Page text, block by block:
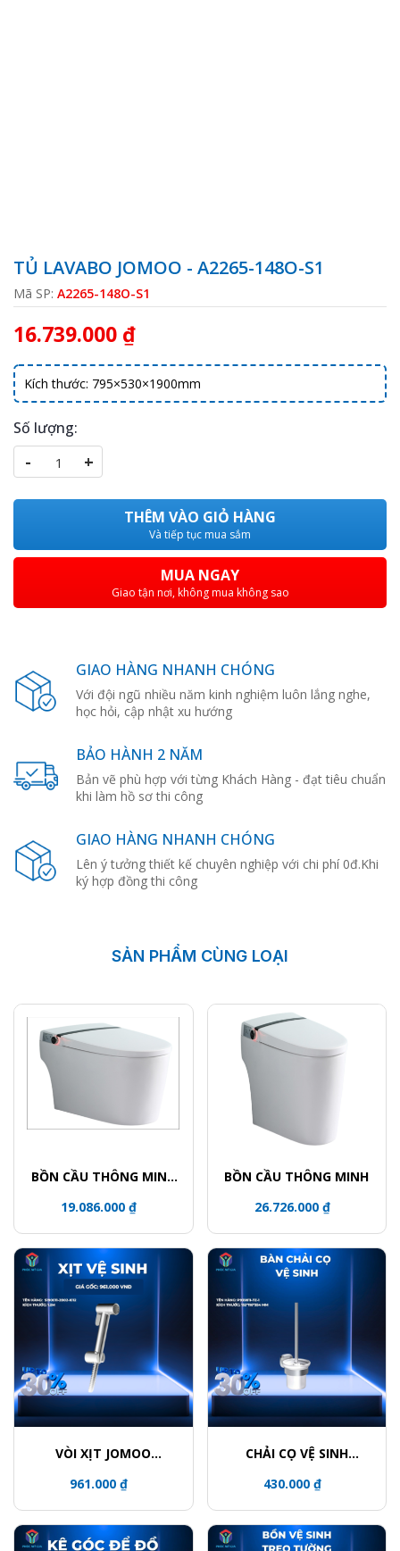
TỦ LAVABO JOMOO - A2265-148O-S1
Mã SP: A2265-148O-S1
16.739.000 ₫
Kích thước: 795×530×1900mm
Số lượng:
- +
THÊM VÀO GIỎ HÀNG
Và tiếp tục mua sắm
MUA NGAY
Giao tận nơi, không mua không sao
GIAO HÀNG NHANH CHÓNG
Với đội ngũ nhiều năm kinh nghiệm luôn lắng nghe,
học hỏi, cập nhật xu hướng
BẢO HÀNH 2 NĂM
Bản vẽ phù hợp với từng Khách Hàng - đạt tiêu chuẩn
khi làm hồ sơ thi công
GIAO HÀNG NHANH CHÓNG
Lên ý tưởng thiết kế chuyên nghiệp với chi phí 0đ.Khi
ký hợp đồng thi công
SẢN PHẨM CÙNG LOẠI
BỒN CẦU THÔNG MINH
TOILET
19.086.000 ₫
BỒN CẦU THÔNG MINH
26.726.000 ₫
VÒI XỊT JOMOO
961.000 ₫
CHẢI CỌ VỆ SINH
430.000 ₫